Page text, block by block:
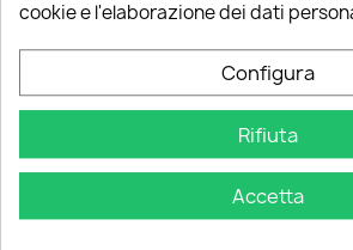
Commenti
5
cookie e l'elaborazione dei dati
Configura
Rifiuta
Accetta
5% DI SCONTOsul tuo
Nome
OTTIENI IL 5%